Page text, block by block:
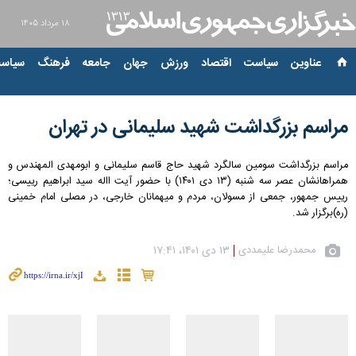
۱۸ مرداد ۱۴۰۵
عناوین‌ سیاست اقتصاد ورزش جهان جامعه فرهنگ
مراسم بزرگداشت شهید سلیمانی در تهران
مراسم بزرگداشت سومین سالگرد شهید حاج قاسم سلیمانی و ابومهدی المهندس و
همراهانشان عصر سه شنبه (۱۳ دی ۱۴۰۱) با حضور آیت االه سید ابراهیم رییسی؛
رییس جمهور، جمعی از مسولان، مردم و میهمانان خارجی، در مصلی‌ امام خمینی
(ره)برگزار شد.
محمدرضا علیمددی ۱۳ دی ۱۴۰۱، ۱۷:۴۱